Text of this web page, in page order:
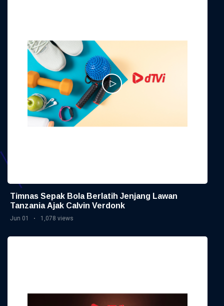
Timnas Sepak Bola Berlatih Jenjang Lawan
Tanzania Ajak Calvin Verdonk
Jun 01 1,078 views